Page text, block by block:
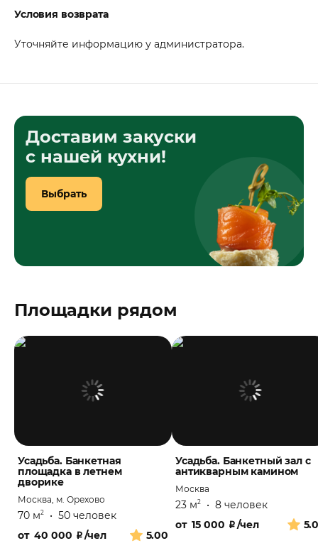
Условия возврата
Уточняйте информацию у администратора.
Доставим закуски
с нашей кухни!
Выбрать
Площадки рядом
Усадьба. Банкетная
площадка в летнем
дворике
Москва, м. Орехово
70 м2 • 50 человек
5.00
от40 000 ₽/чел
Усадьба. Банкетный зал с
антикварным камином
Москва
23 м2 • 8 человек
от15 000 ₽/чел